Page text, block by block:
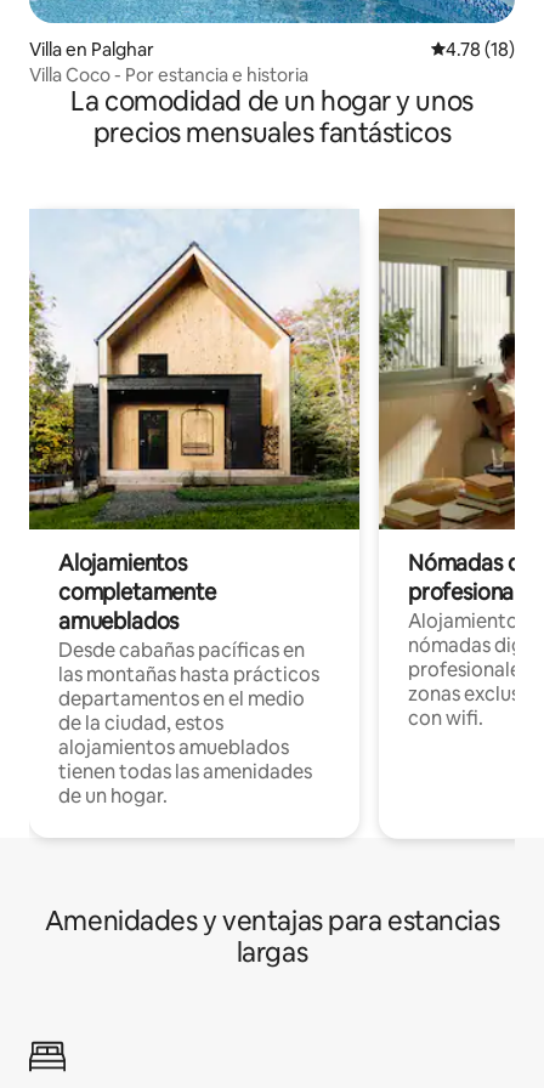
Villa en Palghar Calificación
4.78 (18)
Villa Coco - Por estancia e historia
La comodidad de un hogar y unos
precios mensuales fantásticos
Alojamientos
completamente
amueblados
Desde cabañas pacíficas en
las montañas hasta prácticos
departamentos en el medio
de la ciudad, estos
alojamientos amueblados
tienen todas las amenidades
de un hogar.
Nómadas
Alojamientos
nómadas
profesionales
zonas
con wifi.
Amenidades y ventajas para estancias
largas